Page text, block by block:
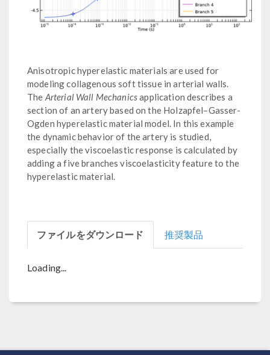
Anisotropic hyperelastic materials are used for
modeling collagenous soft tissue in arterial walls.
The Arterial Wall Mechanicsapplication describes a
section of an artery based on the Holzapfel–Gasser-
Ogden hyperelastic material model. In this example
the dynamic behavior of the artery is studied,
especially the viscoelastic response is calculated by
adding a five branches viscoelasticity feature to the
hyperelastic material.
ファイルをダウンロード 推奨製品
Loading...